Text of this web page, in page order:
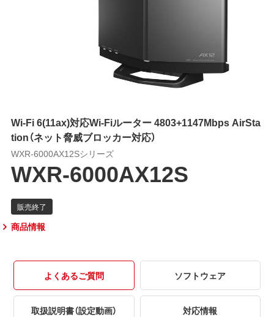
Wi-Fi 6(11ax)対応Wi-Fiルーター 4803+1147Mbps AirSta
tion（ネット脅威ブロッカー対応）
WXR-6000AX12Sシリーズ
WXR-6000AX12S
商品情報
よくあるご質問 ソフトウェア
取扱説明書（設定動画） 対応情報